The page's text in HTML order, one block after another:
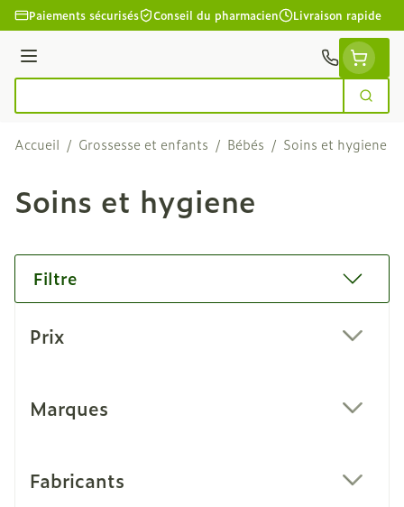
Aller au contenu
Paiements sécurisés Conseil du pharmacien Livraison rapide
Menu
Accueil / Grossesse et enfants / Bébés / Soins et hygiene
Soins et hygiene
Filtre
Prix
Marques
Fabricants